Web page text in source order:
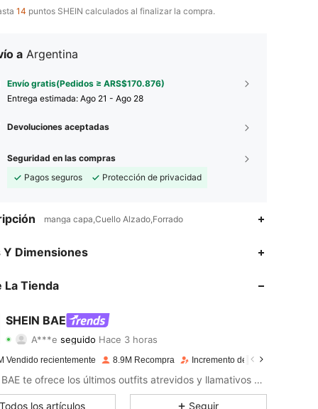
14 puntos SHEIN calculados al finalizar la compra.
a Argentina
Envío gratis(Pedidos ≥ ARS$170.876)
Entrega estimada: Ago 21 - Ago 28
Devoluciones aceptadas
Seguridad en las compras
Pagos seguros
Protección de privacidad
manga capa,Cuello Alzado,Forrado
Y Dimensiones
La Tienda
SHEIN BAE
4,91
seguidoHace 3 horas
4,91 Calificación 18KArtículos 2.7M
4,91 18K 2.7M
4,91 2.7M
Vendido recientemente 8.9M Recompra Incremento de seguidores de
SHEIN BAE te ofrece los últimos outfits atrevidos y llamativos para tu próxima noche divertida.
Todos los artículos Seguir